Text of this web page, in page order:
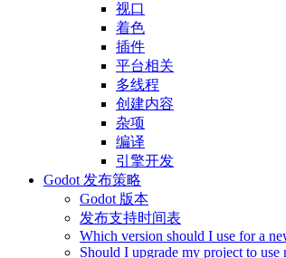
视口
着色
插件
平台相关
多线程
创建内容
杂项
编译
引擎开发
Godot 发布策略
Godot 版本
发布支持时间表
Which version should I use for a
Should I upgrade my project to use